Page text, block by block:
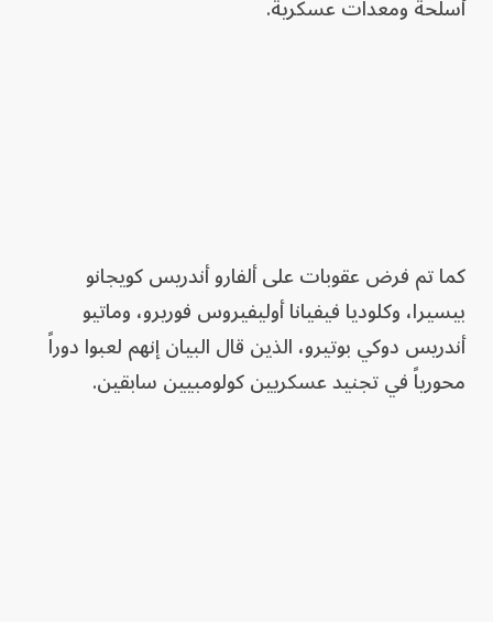
أسلحة ومعدات عسكرية.
كما تم فرض عقوبات على ألفارو أندريس كويجانو
بيسيرا، وكلوديا فيفيانا أوليفيروس فوريرو، وماتيو
أندريس دوكي بوتيرو، الذين قال البيان إنهم لعبوا دوراً
محورياً في تجنيد عسكريين كولومبيين سابقين.